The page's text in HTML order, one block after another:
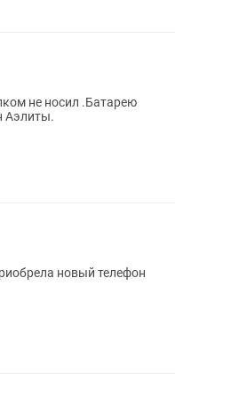
не носил .Батарею
Аэлиты.
новый телефон